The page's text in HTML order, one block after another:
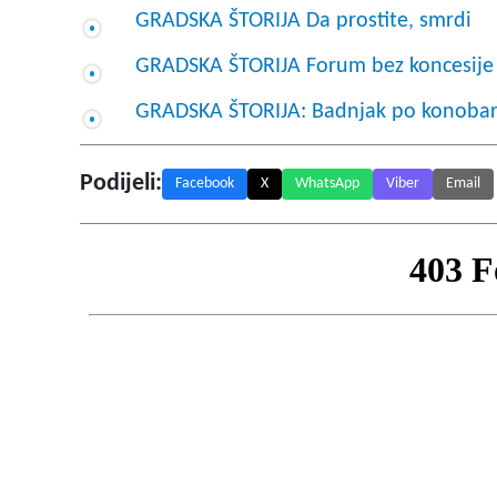
GRADSKA ŠTORIJA Da prostite, smrdi
GRADSKA ŠTORIJA Forum bez koncesije
GRADSKA ŠTORIJA: Badnjak po
Podijeli: Facebook X WhatsApp Viber Email